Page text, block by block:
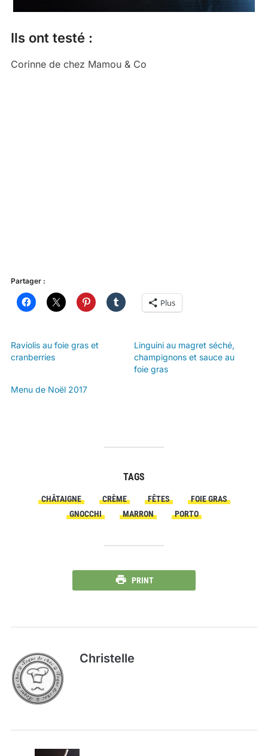
Ils ont testé :
Corinne de chez Mamou & Co
Partager :
Plus
Raviolis au foie gras et
cranberries
Linguini au magret séché,
champignons et sauce au
foie gras
Menu de Noël 2017
TAGS
CHÂTAIGNE CRÈME FÊTES
FOIE GRAS
GNOCCHI
MARRON PORTO
PRINT
Christelle